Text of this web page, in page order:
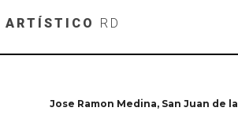
Skip to main content
ARTÍSTICO RD
Jose Ramon Medina San Juan de